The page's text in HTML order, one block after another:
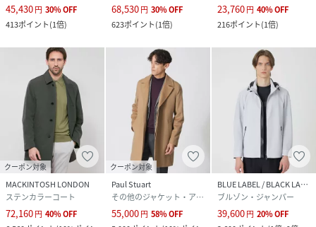
45,430円 30%OFF
413ポイント(1倍)
68,530円 30%OFF
623ポイント(1倍)
23,760円 40%OFF
216ポイント(1倍)
クーポン対象
MACKINTOSH LONDON
ステンカラーコート
72,160円 40%OFF
クーポン対象
Paul Stuart
その他のジャケット・アウター
55,000円 58%OFF
BLUE LABEL / BLACK LABEL CRESTBRIDGE
ブルゾン・ジャンパー
39,600円 20%OFF